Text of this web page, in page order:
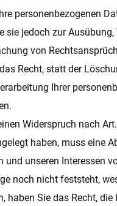
per­so­nen­be­zo­ge­nen
sie je­doch zur
von
Recht, statt der
Ihrer
Wi­der­spruch nach
haben, muss eine
und un­se­ren In­ter­es­sen
noch nicht fest­steht,
haben Sie das Recht,